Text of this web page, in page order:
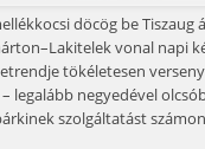
döcög be Tiszaug
vonal napi
tökéletesen
– legalább negyedével
szolgáltatást